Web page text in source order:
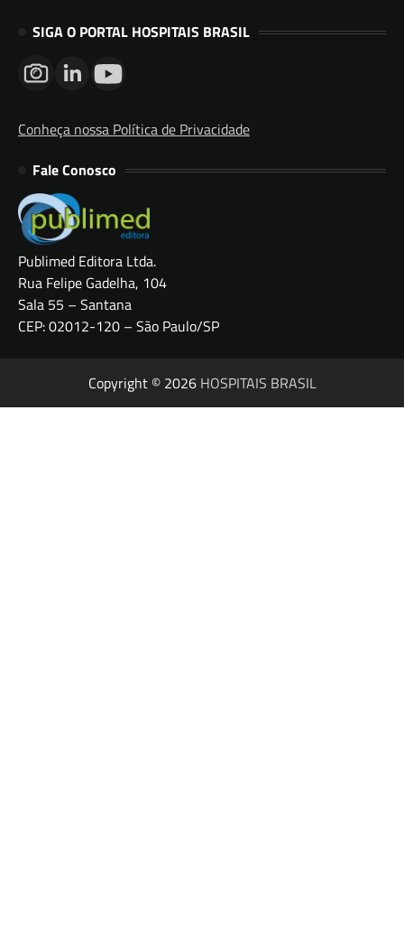
SIGA O PORTAL HOSPITAIS BRASIL
Conheça nossa Política de Privacidade
Fale Conosco
Publimed Editora Ltda.
Rua Felipe Gadelha, 104
Sala 55 – Santana
CEP: 02012-120 – São Paulo/SP
Copyright © 2026 HOSPITAIS BRASIL